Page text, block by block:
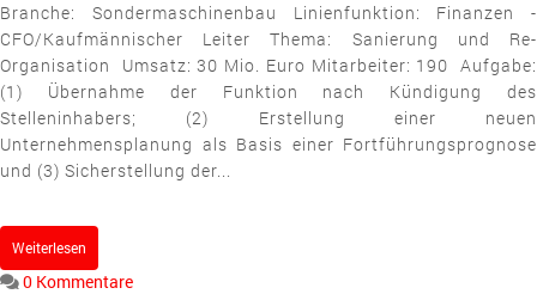
Branche: Sondermaschinenbau Linienfunktion: Finanzen -
CFO/Kaufmännischer Leiter Thema: Sanierung und Re-
Organisation Umsatz: 30 Mio. Euro Mitarbeiter: 190 Aufgabe:
(1) Übernahme der Funktion nach Kündigung des
Stelleninhabers; (2) Erstellung einer neuen
Unternehmensplanung als Basis einer Fortführungsprognose
und (3) Sicherstellung der...
Weiterlesen
0 Kommentare